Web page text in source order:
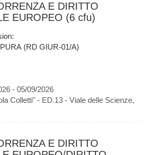
E DIRITTO
EUROPEO (6 cfu)
(RD GIUR-01/A)
- 05/09/2026
Colletti" - ED.13 - Viale delle Scienze,
E DIRITTO